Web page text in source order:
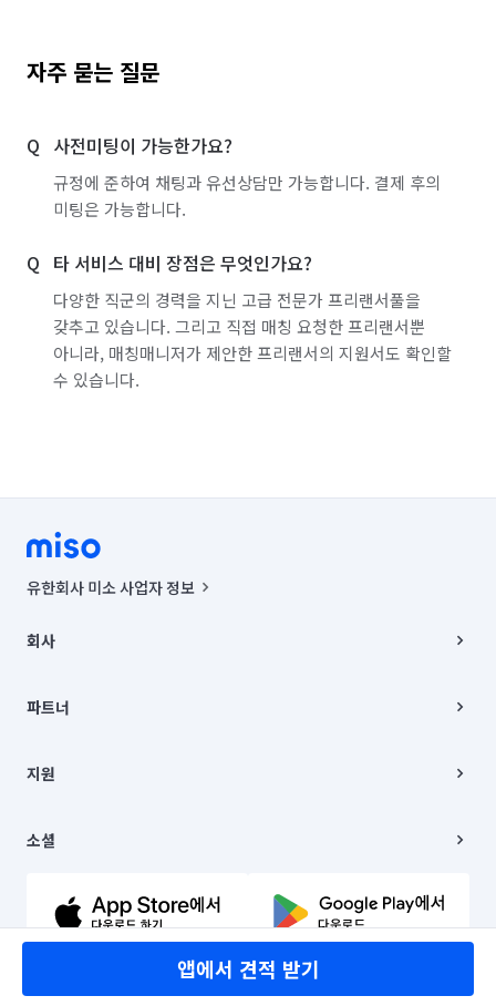
자주 묻는 질문
사전미팅이 가능한가요?
규정에 준하여 채팅과 유선상담만 가능합니다. 결제 후의
미팅은 가능합니다.
타 서비스 대비 장점은 무엇인가요?
다양한 직군의 경력을 지닌 고급 전문가 프리랜서풀을
갖추고 있습니다. 그리고 직접 매칭 요청한 프리랜서뿐
아니라, 매칭매니저가 제안한 프리랜서의 지원서도 확인할
수 있습니다.
앱에서 견적 받기
유한회사 미소 사업자 정보
00019 |
주소 | 본사: 서울특별시 종로구 율곡로 6(중학동, 트윈트리빌딩) B동 5층
컨택센터 : 서울특별시 종로구 수송동 율곡로 24, 7층, 8층 미소
상품, 상품정보, 거래에 관한 의무와 책임은 거래당사자에게 있습니다.
언론 보도 관련 문의:
© 유한회사 미소. Miso, Inc. All Rights Reserved.
회사
채용
파트너
이사
지원
이용약관
문의하기
소셜
유튜브